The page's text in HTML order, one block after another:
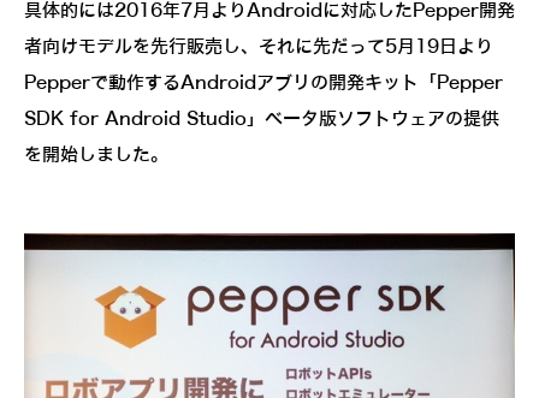
具体的には2016年7月よりAndroidに対応したPepper開発
者向けモデルを先行販売し、それに先だって5月19日より
Pepperで動作するAndroidアブリの開発キット「Pepper
SDK for Android Studio」ベータ版ソフトウェアの提供
を開始しました。